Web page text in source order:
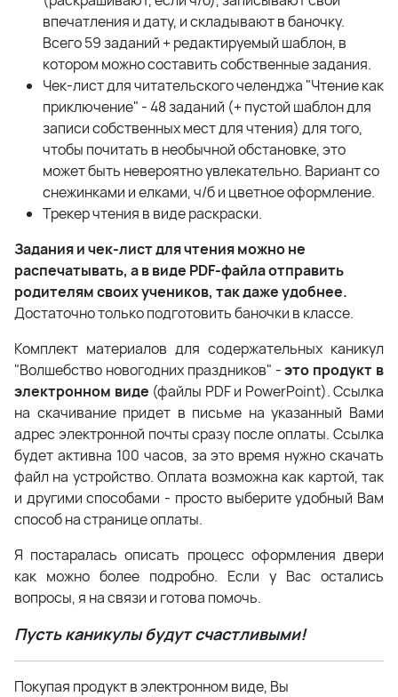
впечатления и дату, и складывают в баночку.
Всего 59 заданий + редактируемый шаблон, в
котором можно составить собственные задания.
Чек-лист для читательского челенджа "Чтение как
приключение" - 48 заданий (+ пустой шаблон для
записи собственных мест для чтения) для того,
чтобы почитать в необычной обстановке, это
может быть невероятно увлекательно. Вариант со
снежинками и елками, ч/б и цветное оформление.
Трекер чтения в виде раскраски.
Задания и чек-лист для чтения можно не
распечатывать, а в виде PDF-файла отправить
родителям своих учеников, так даже удобнее.
Достаточно только подготовить баночки в классе.
Комплект материалов для содержательных каникул
"Волшебство новогодних праздников" -это продукт в
электронном виде (файлы PDF и PowerPoint). Ссылка
на скачивание придет в письме на указанный Вами
адрес электронной почты сразу после оплаты. Ссылка
будет активна 100 часов, за это время нужно скачать
файл на устройство. Оплата возможна как картой, так
и другими способами - просто выберите удобный Вам
способ на странице оплаты.
Я постаралась описать процесс оформления двери
как можно более подробно. Если у Вас остались
вопросы, я на связи и готова помочь.
Пусть каникулы будут счастливыми!
Покупая продукт в электронном виде, Вы